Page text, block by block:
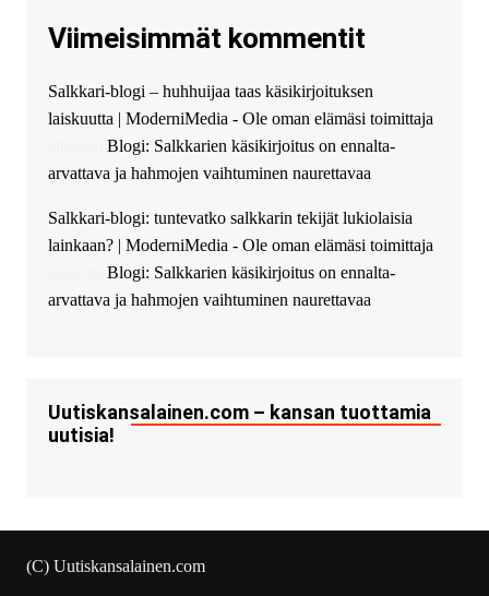
guest_4889 :Cmon Suomi 👏
The Admin: High five! You’ve
successfully installed Simple
Ajax Chat.
Viimeisimmät kommentit
Salkkari-blogi – huhhuijaa taas käsikirjoituksen
laiskuutta | ModerniMedia - Ole oman elämäsi toimittaja
Blogi: Salkkarien käsikirjoitus on ennalta-
arvattava ja hahmojen vaihtuminen naurettavaa
Salkkari-blogi: tuntevatko salkkarin tekijät lukiolaisia
lainkaan? | ModerniMedia - Ole oman elämäsi toimittaja
Blogi: Salkkarien käsikirjoitus on ennalta-
arvattava ja hahmojen vaihtuminen naurettavaa
Uutiskansalainen.com – kansan tuottamia
uutisia!
(C) Uutiskansalainen.com